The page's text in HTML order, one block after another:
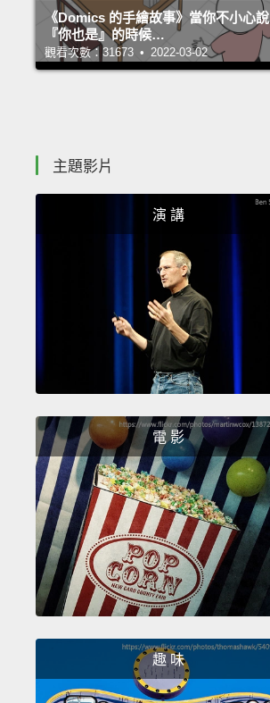
《Domics 的手繪故事》當你不小心說
『你也是』的時候…
觀看次數：31673 • 2022-03-02
主題影片
演 講
電 影
趣 味